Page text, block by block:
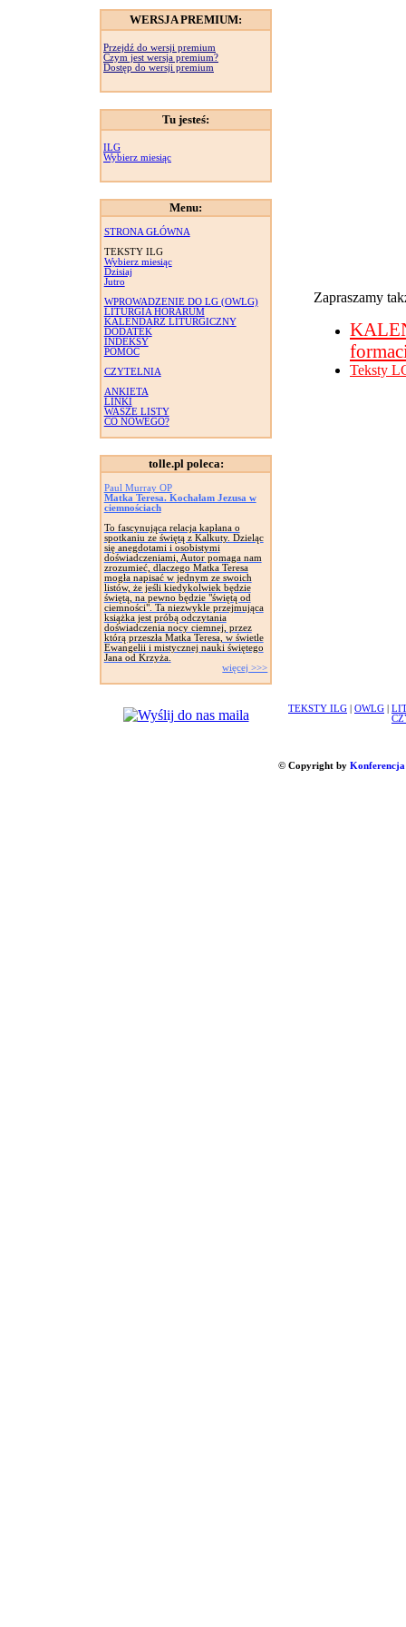
WERSJA PREMIUM:
Przejdź do wersji premium
Czym jest wersja premium?
Dostęp do wersji premium
Tu jesteś:
ILG
Wybierz miesiąc
Menu:
STRONA GŁÓWNA
TEKSTY ILG
Wybierz miesiąc
Dzisiaj
Jutro
WPROWADZENIE DO LG (OWLG)
LITURGIA HORARUM
KALENDARZ LITURGICZNY
DODATEK
INDEKSY
POMOC
CZYTELNIA
ANKIETA
LINKI
WASZE LISTY
CO NOWEGO?
tolle.pl poleca:
Paul Murray OP
Matka Teresa. Kochałam Jezusa w
ciemnościach
To fascynująca relacja kapłana o
spotkaniu ze świętą z Kalkuty. Dzieląc
się anegdotami i osobistymi
doświadczeniami, Autor pomaga nam
zrozumieć, dlaczego Matka Teresa
mogła napisać w jednym ze swoich
listów, że jeśli kiedykolwiek będzie
świętą, na pewno będzie "świętą od
ciemności". Ta niezwykle przejmująca
książka jest próbą odczytania
doświadczenia nocy ciemnej, przez
którą przeszła Matka Teresa, w świetle
Ewangelii i mistycznej nauki świętego
Jana od Krzyża.
więcej >>>
Zapraszamy
Teksty
TEKSTY ILG OWLG
© Copyright by Konferencja